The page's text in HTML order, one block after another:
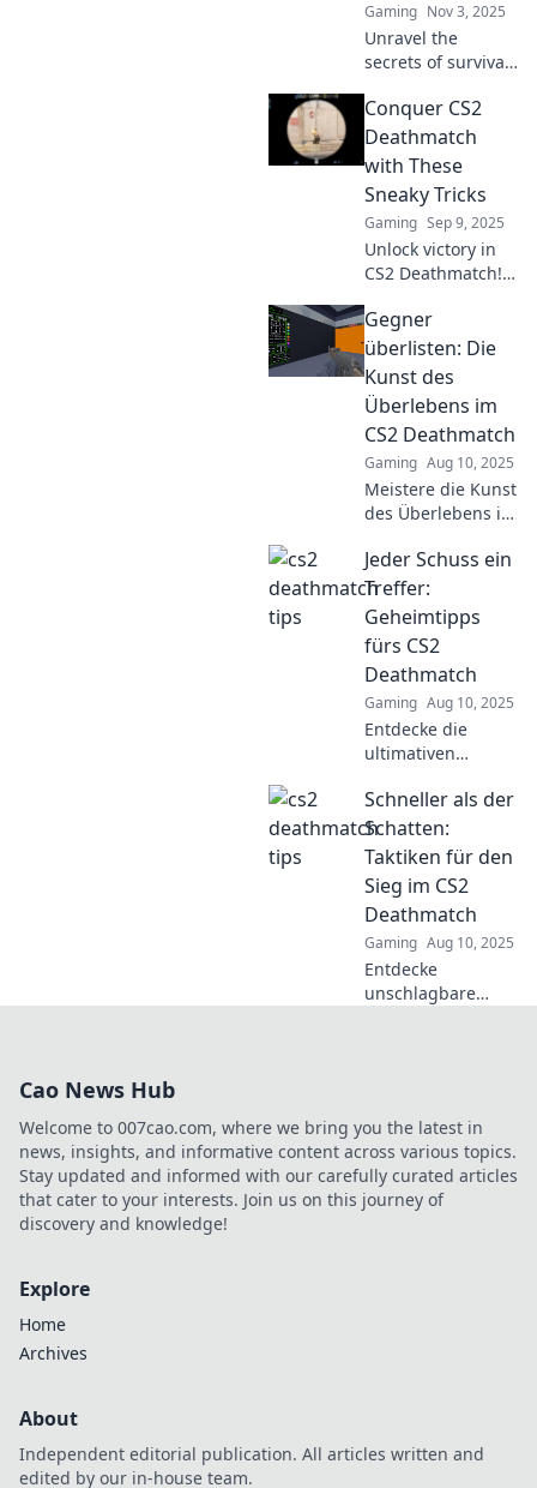
Gaming Nov 3, 2025
Unravel the
secrets of survival
Deathmatch
arena! Discover
insider tips and
shocking
confessions from a
seasoned player.
Conquer CS2
Deathmatch
with These
Sneaky Tricks
Gaming Sep 9, 2025
Unlock victory in
CS2 Deathmatch!
tricks that will give
you the edge over
opponents and
dominate the
game today!
Gegner
überlisten: Die
Kunst des
Überlebens im
CS2 Deathmatch
Gaming Aug 10, 2025
Meistere die Kunst
des Überlebens im
Entdecke
Strategien, um
Gegner zu
überlisten und das
Spiel zu
dominieren!
Jeder Schuss ein
Treffer:
Geheimtipps
fürs CS2
Deathmatch
Gaming Aug 10, 2025
Entdecke die
ultimativen
CS2 Deathmatch!
Jeder Schuss ein
Treffer –
verbessere dein
Spiel und
dominiere die
Gegner!
Schneller als der
Schatten:
Taktiken für den
Sieg im CS2
Deathmatch
Gaming Aug 10, 2025
Entdecke
unschlagbare
dominiere das
Spiel schneller als
der Schatten!
Cao News Hub
Welcome to 007cao.com, where we bring you the latest in
news, insights, and informative content across various topics.
Stay updated and informed with our carefully curated articles
that cater to your interests. Join us on this journey of
discovery and knowledge!
Explore
Home
Archives
About
Independent editorial publication. All articles written and
edited by our in-house team.